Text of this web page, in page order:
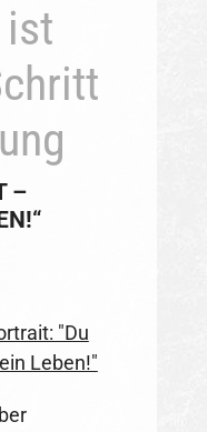
ist
–